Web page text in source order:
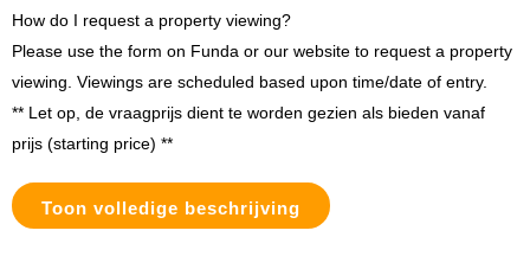
How do I request a property viewing?
Please use the form on Funda or our website to request a property
viewing. Viewings are scheduled based upon time/date of entry.
** Let op, de vraagprijs dient te worden gezien als bieden vanaf
prijs (starting price) **
Toon volledige beschrijving